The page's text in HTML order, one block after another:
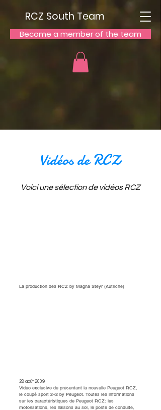
Become a member of the team
RCZ South Team
Vidéos de RCZ
Voici une sélection de vidéos RCZ
La production des RCZ by Magna Steyr (Autriche)
28 août 2009
Vidéo exclusive de présentant la nouvelle Peugeot RCZ,
le coupé sport 2+2 by Peugeot. Toutes les informations
sur les caractéristiques de Peugeot RCZ: les
motorisations, les liaisons au sol, le poste de conduite,